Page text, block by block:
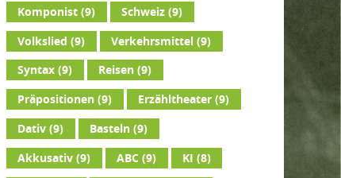
Komponist (9) Schweiz (9)
Volkslied (9) Verkehrsmittel (9)
Syntax (9) Reisen (9)
Präpositionen (9) Erzähltheater (9)
Dativ (9) Basteln (9)
Akkusativ (9) ABC (9) KI (8)